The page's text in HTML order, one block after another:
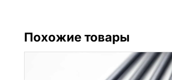
Похожие товары